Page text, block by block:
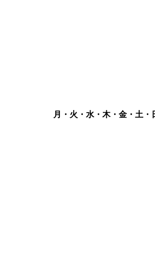
月・火・水・木・金・土・